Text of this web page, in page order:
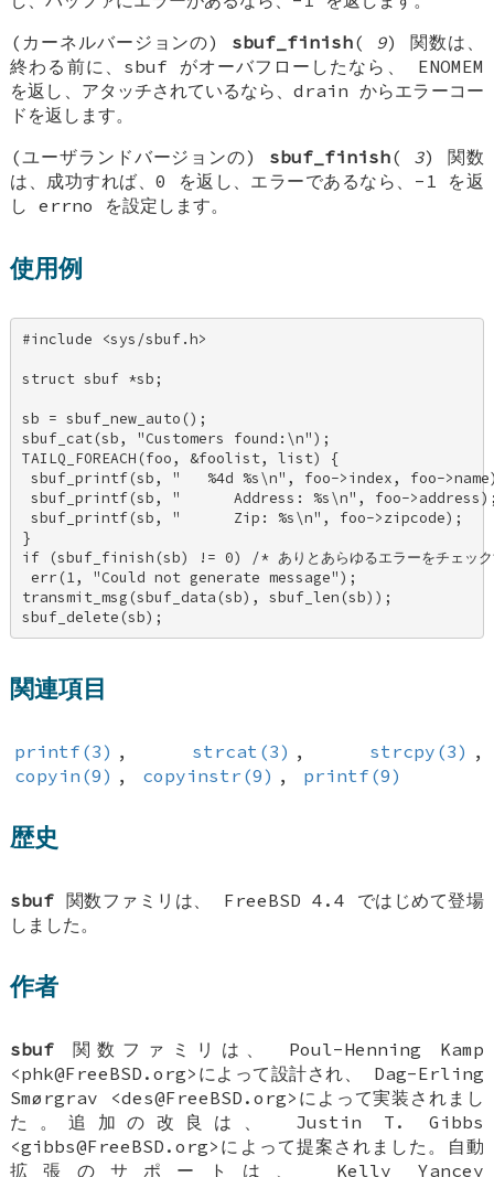
(カーネルバージョンの) sbuf_finish( 9) 関数は、
終わる前に、sbuf がオーバフローしたなら、 ENOMEM
を返し、アタッチされているなら、drain からエラーコー
ドを返します。
(ユーザランドバージョンの) sbuf_finish( 3) 関数
は、成功すれば、0 を返し、エラーであるなら、-1 を返
し errno を設定します。
使用例
#include <sys/sbuf.h>
struct sbuf *sb;
sb = sbuf_new_auto();
sbuf_cat(sb, "Customers found:\n");
TAILQ_FOREACH(foo, &foolist, list) {
sbuf_printf(sb, "   %4d %s\n", foo->index, foo-
sbuf_printf(sb, "      Address: %s\n", foo-
sbuf_printf(sb, "      Zip: %s\n", foo->zipcode);
}
if (sbuf_finish(sb) != 0) /* ありとあらゆるエラーをチェッ
err(1, "Could not generate message");
transmit_msg(sbuf_data(sb), sbuf_len(sb));
sbuf_delete(sb);
関連項目
printf(3) , strcat(3) , strcpy(3) ,
copyin(9) , copyinstr(9) , printf(9)
歴史
sbuf 関数ファミリは、 FreeBSD 4.4 ではじめて登場
しました。
作者
sbuf 関数ファミリは、 Poul-Henning Kamp
<phk@FreeBSD.org>によって設計され、 Dag-Erling
Smørgrav <des@FreeBSD.org>によって実装されまし
た。追加の改良は、 Justin T. Gibbs
<gibbs@FreeBSD.org>によって提案されました。自動
拡張のサポートは、 Kelly Yancey